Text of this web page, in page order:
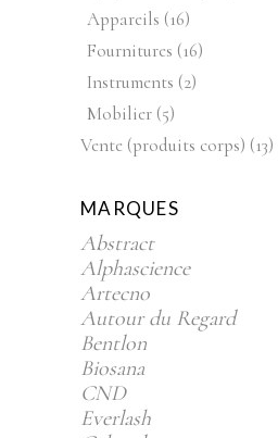
Appareils 1616
produits
Fournitures 1616
Instruments 22
Mobilier 55
produits
Vente (produits corps) 1313
MARQUES
Abstract
Alphascience
Artecno
Autour du Regard
Bentlon
Biosana
CND
Everlash